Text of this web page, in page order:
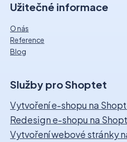
Užitečné informace
O nás
Reference
Blog
Služby pro Shoptet
Vytvoření e-shopu na
Redesign e-shopu na
Vytvoření webové stránky